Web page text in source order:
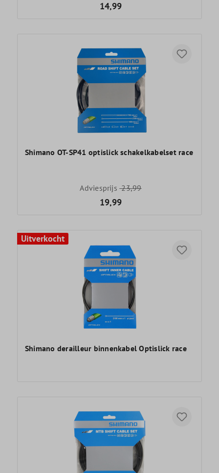
14,99
Shimano OT-SP41 optislick schakelkabelset race
Adviesprijs23,99
19,99
Uitverkocht
Shimano derailleur binnenkabel Optislick race